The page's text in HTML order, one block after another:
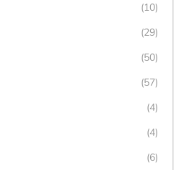
(10)
(29)
(50)
(57)
(4)
(4)
(6)